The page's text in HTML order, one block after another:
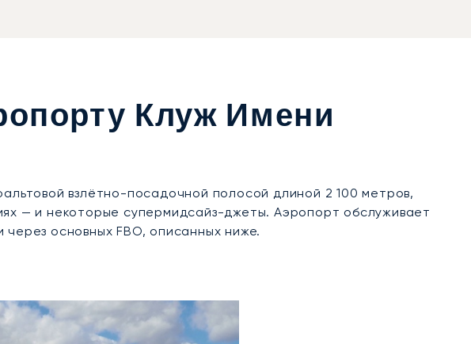
Клуж Имени
взлётно-посадочной полосой длиной 2 100 метров,
— и некоторые супермидсайз-джеты. Аэропорт обслуживает
основных FBO, описанных ниже.